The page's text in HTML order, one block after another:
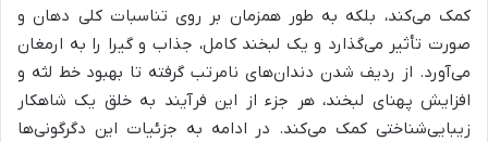
کمک می‌کند، بلکه به طور همزمان بر روی تناسبات کلی دهان و
صورت تأثیر می‌گذارد و یک لبخند کامل، جذاب و گیرا را به ارمغان
می‌آورد. از ردیف شدن دندان‌های نامرتب گرفته تا بهبود خط لثه و
افزایش پهنای لبخند، هر جزء از این فرآیند به خلق یک شاهکار
زیبایی‌شناختی کمک می‌کند. در ادامه به جزئیات این دگرگونی‌ها